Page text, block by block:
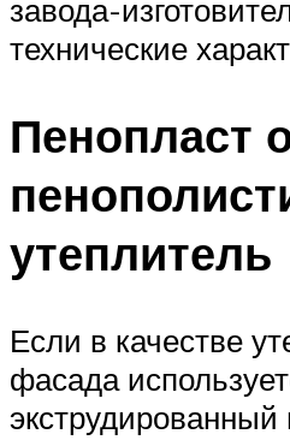
завода-
технические
Пенопласт
утеплитель
Если в качестве
фасада
экструдированный